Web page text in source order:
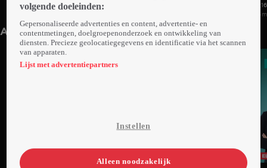
152. RTL Weer 08:20
Anderen kijken ook
volgende doeleinden:
Gepersonaliseerde advertenties en content, advertentie- en
contentmetingen, doelgroepenonderzoek en ontwikkeling van
diensten. Precieze geolocatiegegevens en identificatie via het scannen
van apparaten.
Lijst met advertentiepartners
Instellen
Alleen noodzakelijk